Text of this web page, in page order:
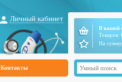
Личный кабинет
В вашей
Товаров:
На
Контакты